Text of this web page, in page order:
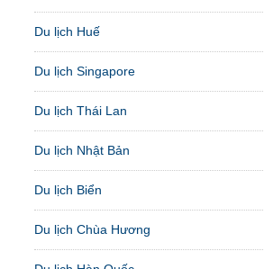
Du lịch Huế
Du lịch Singapore
Du lịch Thái Lan
Du lịch Nhật Bản
Du lịch Biển
Du lịch Chùa Hương